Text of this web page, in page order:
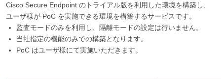
Cisco Secure Endpoint のトライアル版を利用した環境を構築し、
ユーザ様が PoC を実施できる環境を構築するサービスです。
監査モードのみを利用し、隔離モードの設定は行いません。
当社指定の機能のみでの構築となります。
PoC はユーザ様にて実施いただきます。